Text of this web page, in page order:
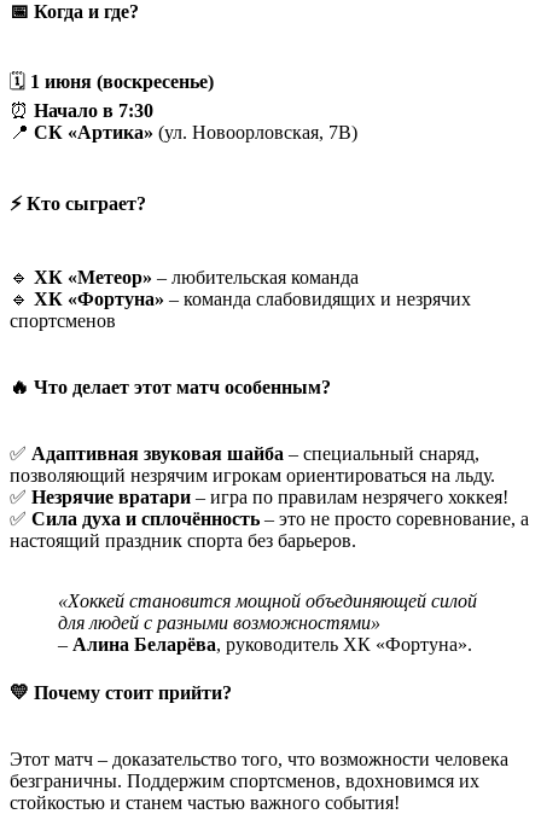
📅 Когда и где?
🗓 1 июня (воскресенье)
⏰ Начало в 7:30
📍 СК «Артика» (ул. Новоорловская, 7В)
⚡ Кто сыграет?
🔹 ХК «Метеор» – любительская команда
🔹 ХК «Фортуна» – команда слабовидящих и незрячих
спортсменов
🔥 Что делает этот матч особенным?
✅ Адаптивная звуковая шайба – специальный снаряд,
позволяющий незрячим игрокам ориентироваться на льду.
✅ Незрячие вратари – игра по правилам незрячего хоккея!
✅ Сила духа и сплочённость – это не просто соревнование, а
настоящий праздник спорта без барьеров.
«Хоккей становится мощной объединяющей силой
для людей с разными возможностями»
– Алина Беларёва, руководитель ХК «Фортуна».
💛 Почему стоит прийти?
Этот матч – доказательство того, что возможности человека
безграничны. Поддержим спортсменов, вдохновимся их
стойкостью и станем частью важного события!